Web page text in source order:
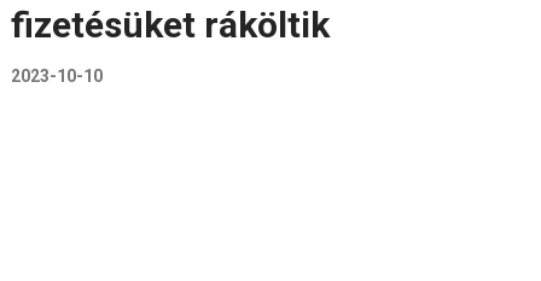
fizetésüket ráköltik
2023-10-10